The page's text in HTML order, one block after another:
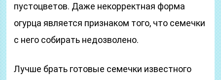
пустоцветов. Даже некорректная форма
огурца является признаком того, что семечки
с него собирать недозволено.
Лучше брать готовые семечки известного